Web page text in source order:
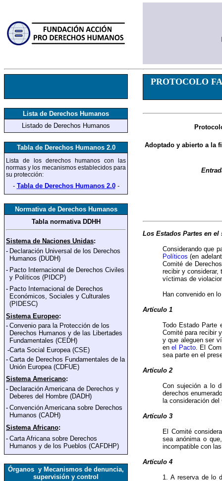
Lista de Derechos Humanos
Listado de Derechos Humanos
Tabla de Derechos Humanos 2.0
Lista de los derechos humanos con las
normas y los mecanismos establecidos para
su protección:
- Tabla de Derechos Humanos 2.0-
Normativa de Derechos Humanos
Tabla normativa DDHH
Sistema de Naciones Unidas:
- Declaración Universal de los Derechos
Humanos (DUDH)
- Pacto Internacional de Derechos Civiles
y Políticos (PIDCP)
- Pacto Internacional de Derechos
Económicos, Sociales y Culturales
(PIDESC)
Sistema Europeo:
- Convenio para la Protección de los
Derechos Humanos y de las Libertades
Fundamentales (CEDH)
-Carta Social Europea (CSE)
- Carta de Derechos Fundamentales de la
Unión Europea(CDFUE)
Sistema Americano:
- Declaración Americana de Derechos y
Deberes del Hombre (DADH)
- Convención Americana sobre Derechos
Humanos (CADH)
Sistema Africano:
- Carta Africana sobre Derechos
Humanos y de los Pueblos (CAFDHP)
Órganos y Mecanismos de denuncia,
supervisión y control
PROTOCOLO
Adoptado y abierto a la
Los Estados Partes en
Considerando que
Políticos (en
Comité de
recibir y considerar,
víctimas de
Han convenido en
Artículo 1
Todo Estado Parte
Comité para recibir
y que aleguen ser
enel Pacto. El
sea parte en el
Artículo 2
Con sujeción a lo
derechos
la consideración
Artículo 3
El Comité
sea anónima o
incompatible con
Artículo 4
1. A reserva de lo